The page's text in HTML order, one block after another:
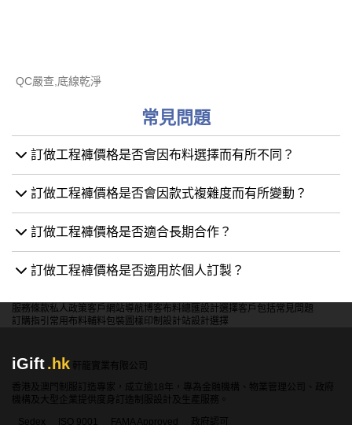
QC嚴查,底線乾淨
常見問題
訂做工程褲價格是否會因布料選擇而有所不同？
訂做工程褲價格是否會因款式複雜度而有所變動？
訂做工程褲價格是否適合長期合作？
訂做工程褲價格是否適用於個人訂製？
服務條款私人政策客戶 網站導航博客布料總匯設計選擇客戶包括常見問題
訂購指引 常用布料輔料包裝 圖樣印制 設計站設計選擇
iGift.hk
軒龍實業有限公司
香港及澳門制服訂造專家，成立逾18年，專為金融機構、物業管理公司、政府
機構及大型企業提供度身訂造制服設計及生產服務。
Sedex
ISO 9001 FAMA Approved 政府認可